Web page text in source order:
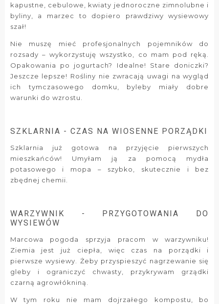
kapustne, cebulowe, kwiaty jednoroczne zimnolubne i
byliny, a marzec to dopiero prawdziwy wysiewowy
szał!
Nie muszę mieć profesjonalnych pojemników do
rozsady – wykorzystuję wszystko, co mam pod ręką.
Opakowania po jogurtach? Idealne! Stare doniczki?
Jeszcze lepsze! Rośliny nie zwracają uwagi na wygląd
ich tymczasowego domku, byleby miały dobre
warunki do wzrostu.
SZKLARNIA - CZAS NA WIOSENNE PORZĄDKI
Szklarnia już gotowa na przyjęcie pierwszych
mieszkańców! Umyłam ją za pomocą mydła
potasowego i mopa – szybko, skutecznie i bez
zbędnej chemii.
WARZYWNIK - PRZYGOTOWANIA DO
WYSIEWÓW
Marcowa pogoda sprzyja pracom w warzywniku!
Ziemia jest już ciepła, więc czas na porządki i
pierwsze wysiewy. Żeby przyspieszyć nagrzewanie się
gleby i ograniczyć chwasty, przykrywam grządki
czarną agrowłókniną.
W tym roku nie mam dojrzałego kompostu, bo